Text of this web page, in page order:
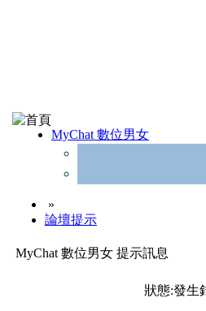
MyChat 數位男女
»
論壇提示
MyChat 數位男女 提示訊息
狀態:發生